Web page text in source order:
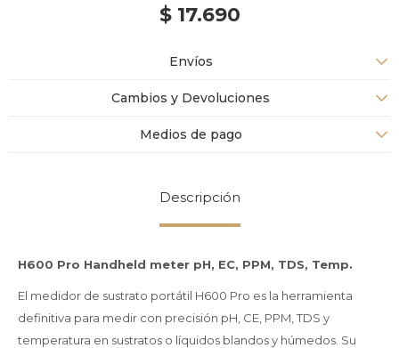
$ 17.690
Envíos
Cambios y Devoluciones
Medios de pago
Descripción
H600 Pro Handheld meter pH, EC, PPM, TDS, Temp.
El medidor de sustrato portátil H600 Pro es la herramienta
definitiva para medir con precisión pH, CE, PPM, TDS y
temperatura en sustratos o líquidos blandos y húmedos. Su